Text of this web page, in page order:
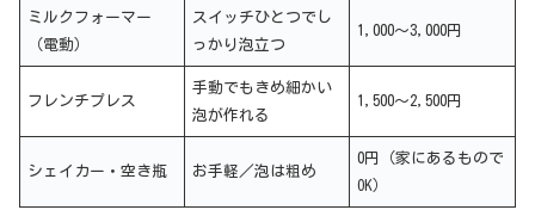
ミルクフォーマー
（電動）
スイッチひとつでし
っかり泡立つ
1,000〜3,000円
フレンチプレス
手動でもきめ細かい
泡が作れる
1,500〜2,500円
シェイカー・空き瓶 お手軽／泡は粗め
0円（家にあるもので
OK）